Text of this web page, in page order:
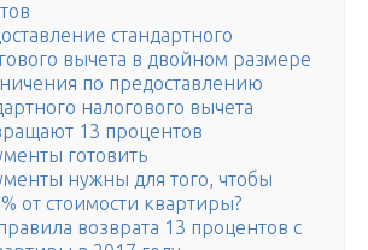
стандартного
вычета в двойном размере
по предоставлению
налогового вычета
13 процентов
готовить
нужны для того, чтобы
от стоимости квартиры?
возврата 13 процентов с